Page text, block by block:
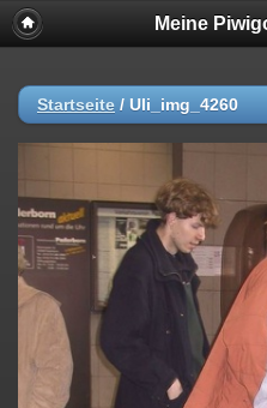
Meine
Startseite / Uli_img_4260